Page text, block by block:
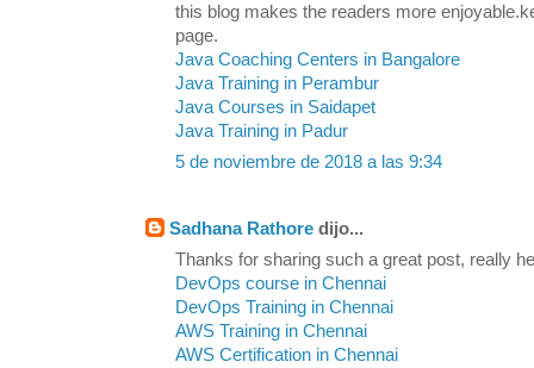
this blog makes the readers more
page.
Java Coaching Centers in Bangalore
Java Training in Perambur
Java Courses in Saidapet
Java Training in Padur
5 de noviembre de 2018 a las 9:34
Sadhana Rathore dijo...
Thanks for sharing such a great post, really
DevOps course in Chennai
DevOps Training in Chennai
AWS Training in Chennai
AWS Certification in Chennai